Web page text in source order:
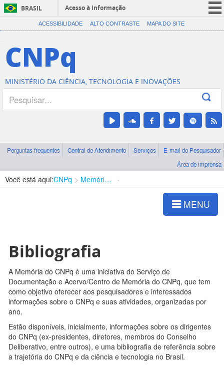
BRASIL
Acesso à informação
CORONAVÍRUS (COVID-19)
Canais
ACESSIBILIDADE ALTO CONTRASTE MAPA DO SITE
CNPq
MINISTÉRIO DA CIÊNCIA, TECNOLOGIA E INOVAÇÕES
Perguntas frequentes Central de Atendimento Serviços
E-mail do Pesquisador
Área de imprensa
Você está aqui:CNPq Memória do CNPq
MENU
Bibliografia
A Memória do CNPq é uma iniciativa do Serviço de
Documentação e Acervo/Centro de Memória do CNPq, que tem
como objetivo oferecer aos pesquisadores e interessados
informações sobre o CNPq e suas atividades, organizadas por
ano.
Estão disponíveis, inicialmente, informações sobre os dirigentes
do CNPq (ex-presidentes, diretores, membros do Conselho
Deliberativo, entre outros), e uma bibliografia de referência sobre
a trajetória do CNPq e da ciência e tecnologia no Brasil.